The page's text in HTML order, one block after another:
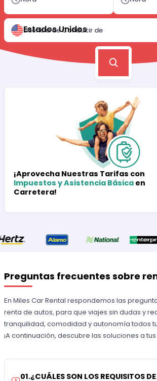
Licencia de Conducir de
Estados Unidos
¡Aprovecha Nuestras Tarifas con
Impuestos y Asistencia Básica en
Carretera!
Preguntas frecuentes sobre
En Miles Car Rental respondemos las
renta de autos, para que viajes sin dudas y
tranquilidad, comodidad y autonomía todos
¡A continuación, descubre las soluciones a
01.¿CUÁLES SON LOS REQUISITOS